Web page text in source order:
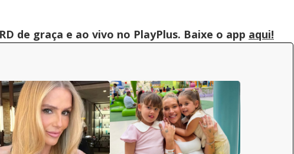
de graça e ao vivo no PlayPlus. Baixe o app aqui!